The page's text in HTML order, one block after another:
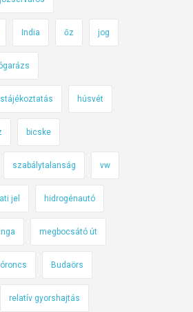
India őz jog
húsvét
bicske
szabálytalanság vw
jel hidrogénautó
megbocsátó út
Budaörs
relatív gyorshajtás